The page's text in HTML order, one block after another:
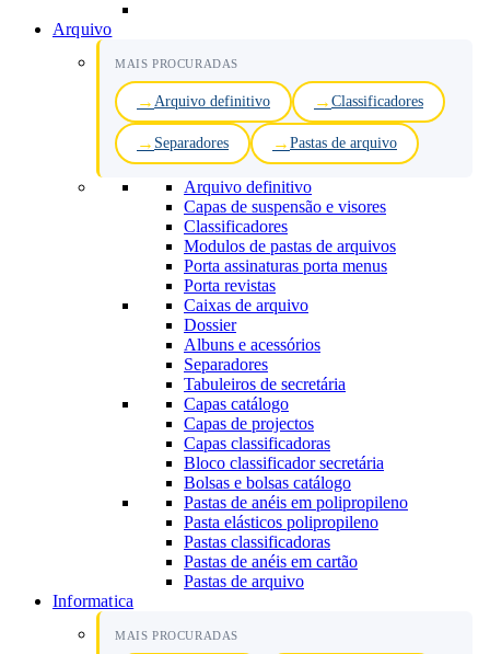
Arquivo
MAIS PROCURADAS
Arquivo definitivo Classificadores
Separadores Pastas de arquivo
Arquivo definitivo
Capas de suspensão e visores
Classificadores
Modulos de pastas de arquivos
Porta assinaturas porta menus
Porta revistas
Caixas de arquivo
Dossier
Albuns e acessórios
Separadores
Tabuleiros de secretária
Capas catálogo
Capas de projectos
Capas classificadoras
Bloco classificador secretária
Bolsas e bolsas catálogo
Pastas de anéis em polipropileno
Pasta elásticos polipropileno
Pastas classificadoras
Pastas de anéis em cartão
Pastas de arquivo
Informatica
MAIS PROCURADAS